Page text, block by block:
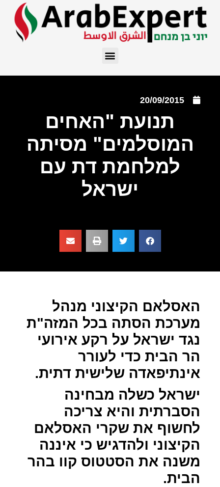
20/09/2015
תנועת "האחים
המוסלמים" מסיתה
למלחמת דת עם
ישראל
האסלאם הקיצוני מנהל
מערכת הסתה בכל המזה"ת
נגד ישראל על רקע אירועי
הר הבית כדי לעורר
אינתיפאדה שלישית דתית.
ישראל כשלה מבחינה
הסברתית והיא צריכה
לחשוף את שקרי האסלאם
הקיצוני ולהדגיש כי איננה
משנה את הסטטוס קוו בהר
הבית.